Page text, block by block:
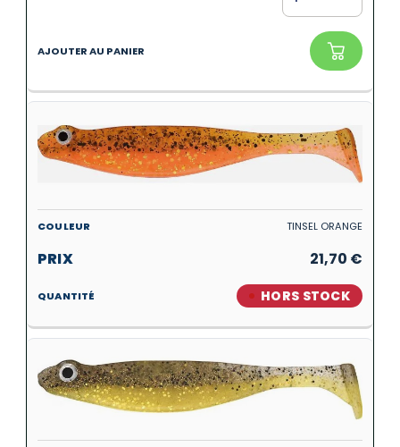
TINSEL ORANGE
21,70 €
HORS STOCK